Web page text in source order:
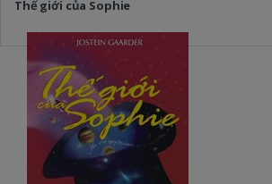
Thế giới của Sophie